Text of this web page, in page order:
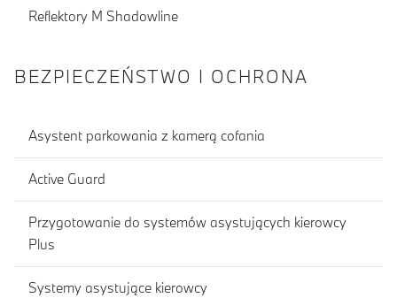
Reflektory M Shadowline
BEZPIECZEŃSTWO I OCHRONA
Asystent parkowania z kamerą cofania
Active Guard
Przygotowanie do systemów asystujących kierowcy
Plus
Systemy asystujące kierowcy